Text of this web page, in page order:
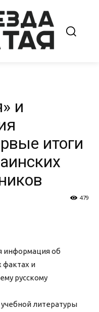
и
итоги
479
информация об
фактах и
русскому
литературы